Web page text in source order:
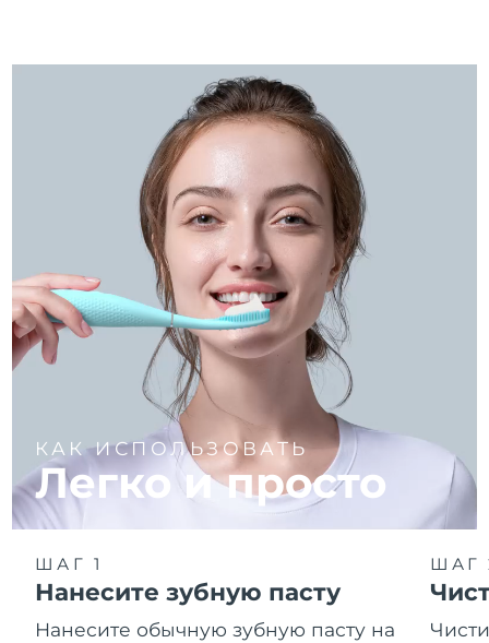
КАК ИСПОЛЬЗОВАТЬ
Легко и просто
ШАГ 1
Нанесите зубную пасту
Нанесите обычную зубную пасту на
ШАГ